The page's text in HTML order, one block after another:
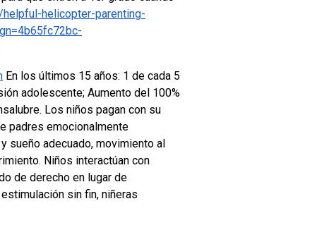
helicopter-parenting-
En los últimos 15 años: 1 de cada 5
adolescente; Aumento del 100%
Los niños pagan con su
padres emocionalmente
sueño adecuado, movimiento al
Niños interactúan con
de derecho en lugar de
estimulación sin fin, niñeras